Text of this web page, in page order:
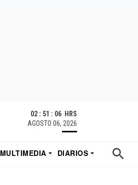
02 : 51 : 07 HRS
AGOSTO 06, 2026
MULTIMEDIA
DIARIOS